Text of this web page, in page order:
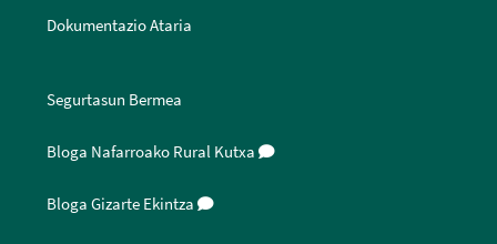
Dokumentazio Ataria
Segurtasun Bermea
Bloga Nafarroako Rural Kutxa
Bloga Gizarte Ekintza